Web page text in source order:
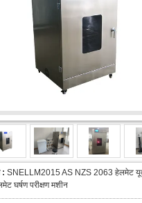
: SNELLM2015 AS NZS 2063 हेलमेट
घर्षण परीक्षण मशीन